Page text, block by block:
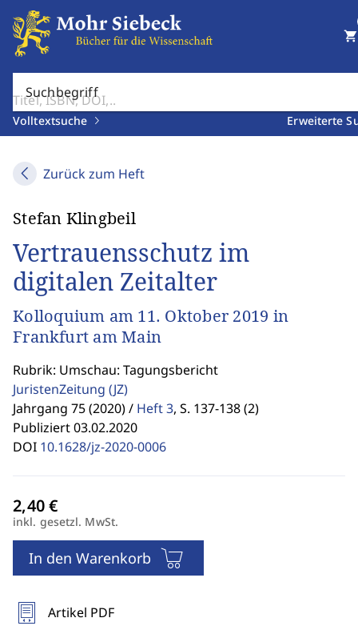
Suchbegriff
Volltextsuche Erweiterte
shopping_cart
Zurück zum Heft
Stefan Klingbeil
Vertrauensschutz im
digitalen Zeitalter
Kolloquium am 11. Oktober 2019 in
Frankfurt am Main
Rubrik: Umschau: Tagungsbericht
JuristenZeitung (JZ)
Jahrgang 75 (2020) / Heft 3, S. 137-138 (2)
Publiziert 03.02.2020
DOI 10.1628/jz-2020-0006
inkl. gesetzl. MwSt.
In den Warenkorb
Artikel PDF